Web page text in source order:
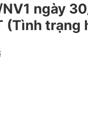
NV1 ngày
(Tình